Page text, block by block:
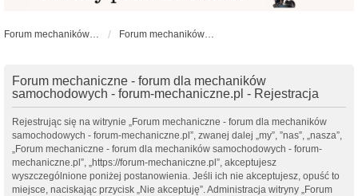
Forum mechaników samochodowych - forum-mechaniczne.pl Forum mechaników samochodowych
Forum mechaniczne - forum dla mechaników
samochodowych - forum-mechaniczne.pl - Rejestracja
Rejestrując się na witrynie „Forum mechaniczne - forum dla mechaników
samochodowych - forum-mechaniczne.pl”, zwanej dalej „my”, ”nas”, „nasza”,
„Forum mechaniczne - forum dla mechaników samochodowych - forum-
mechaniczne.pl”, „https://forum-mechaniczne.pl”, akceptujesz
wyszczególnione poniżej postanowienia. Jeśli ich nie akceptujesz, opuść to
miejsce, naciskając przycisk „Nie akceptuję”. Administracja witryny „Forum